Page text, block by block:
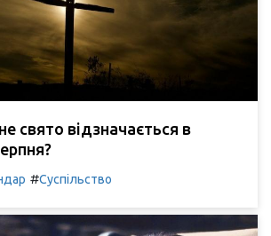
свято відзначається в
#Суспільство